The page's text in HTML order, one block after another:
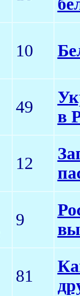
10
49
в
12
9
81